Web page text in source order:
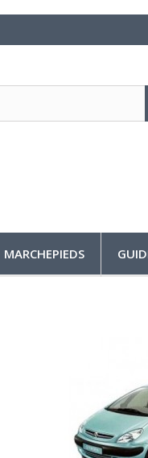
MARCHEPIEDS